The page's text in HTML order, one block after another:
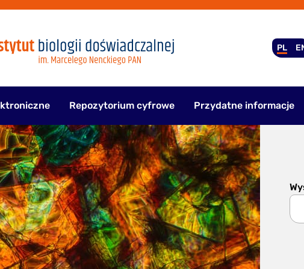
PL
Repozytorium cyfrowe Przydatne informacje